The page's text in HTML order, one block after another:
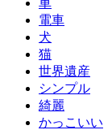
車
電車
犬
猫
世界遺産
シンプル
綺麗
かっこいい